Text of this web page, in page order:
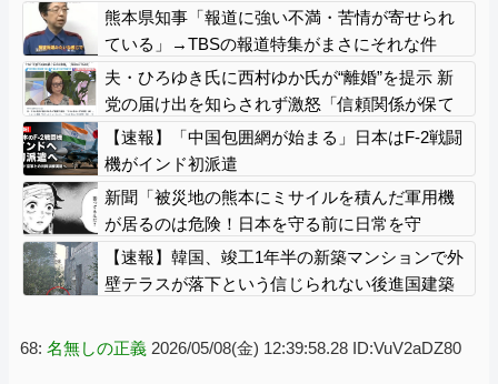
っくり！ 被団協代表（85）も中学生に「核を
持たないで日本を守れますか」と問われ危機感
熊本県知事「報道に強い不満・苦情が寄せられ
ている」→TBSの報道特集がまさにそれな件
夫・ひろゆき氏に西村ゆか氏が“離婚”を提示 新
党の届け出を知らされず激怒「信頼関係が保て
ず夫婦を続けるのは無理」
【速報】「中国包囲網が始まる」日本はF-2戦闘
機がインド初派遣
新聞「被災地の熊本にミサイルを積んだ軍用機
が居るのは危険！日本を守る前に日常を守
れ！」
【速報】韓国、竣工1年半の新築マンションで外
壁テラスが落下という信じられない後進国建築
68: 名無しの正義 2026/05/08(金) 12:39:58.28 ID:VuV2aDZ80